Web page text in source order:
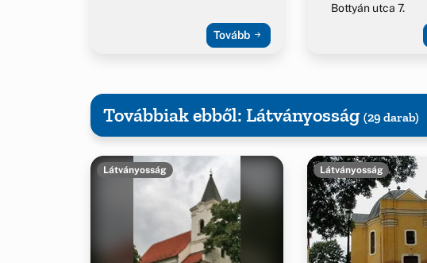
Tovább
Bottyán utca 7.
Továbbiak ebből: Látványosság (29 darab)
Látványosság Látványosság